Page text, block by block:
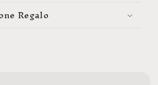
Regalo